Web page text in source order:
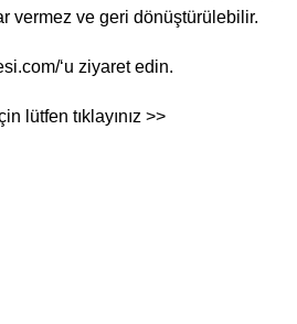
vermez ve geri dönüştürülebilir.
‘u ziyaret edin.
lütfen tıklayınız >>